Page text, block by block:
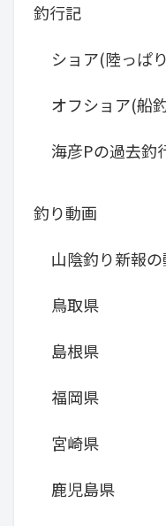
釣行記
ショア(陸っぱ
オフショア(船
海彦Pの過去釣
釣り動画
山陰釣り新報
鳥取県
島根県
福岡県
宮崎県
鹿児島県